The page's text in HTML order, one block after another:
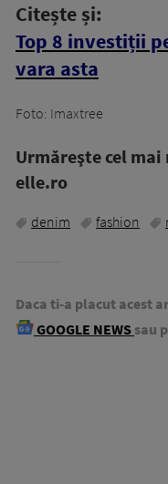
Citește și:
Top 8 investiții
vara asta
Foto: Imaxtree
Urmăreşte cel mai
elle.ro
denim fashion
Daca ti-a placut acest
GOOGLE NEWS sau